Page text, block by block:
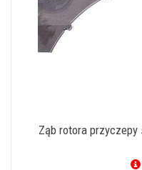
Ząb rotora